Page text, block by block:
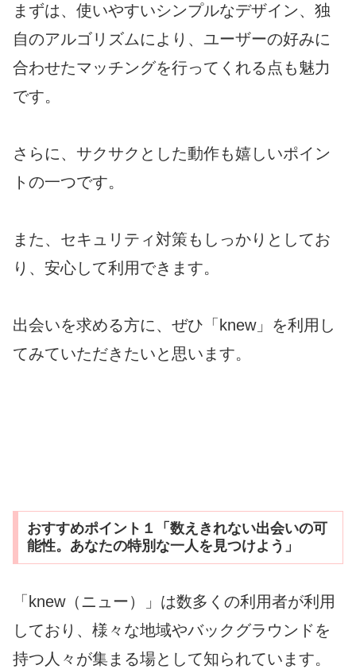
まずは、使いやすいシンプルなデザイン、独
自のアルゴリズムにより、ユーザーの好みに
合わせたマッチングを行ってくれる点も魅力
です。
さらに、サクサクとした動作も嬉しいポイン
トの一つです。
また、セキュリティ対策もしっかりとしてお
り、安心して利用できます。
出会いを求める方に、ぜひ「knew」を利用し
てみていただきたいと思います。
おすすめポイント１「数えきれない出会いの可
能性。あなたの特別な一人を見つけよう」
「knew（ニュー）」は数多くの利用者が利用
しており、様々な地域やバックグラウンドを
持つ人々が集まる場として知られています。